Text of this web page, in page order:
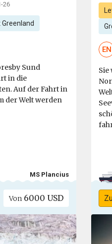
26
Greenland
Sund
in die
Auf der Fahrt in
der Welt werden
MS Plancius
Von 6000 USD
EN
Sie